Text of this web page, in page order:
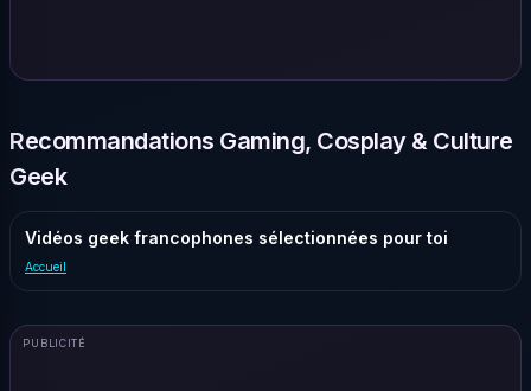
Recommandations Gaming, Cosplay & Culture
Geek
Vidéos geek francophones sélectionnées pour toi
Accueil
PUBLICITÉ